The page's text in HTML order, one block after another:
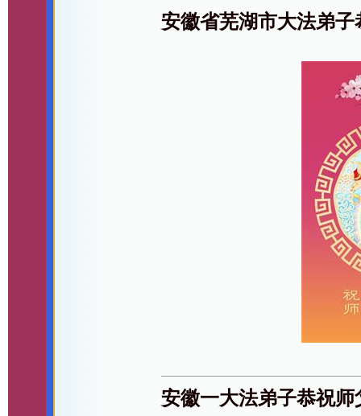
安徽省芜湖市大法弟
安徽一大法弟子恭祝师